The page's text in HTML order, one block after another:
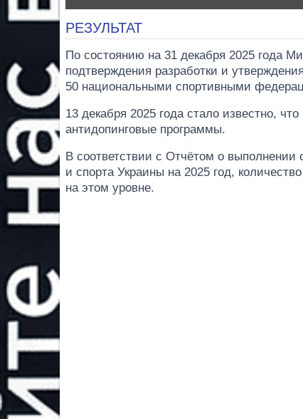
РЕЗУЛЬТАТ
По состоянию на 31 декабря 2025 года
подтверждения разработки и
50 национальными спортивными
13 декабря 2025 года стало известно,
антидопинговые программы.
В соответствии с Отчётом о
и спорта Украины на 2025 год,
на этом уровне.